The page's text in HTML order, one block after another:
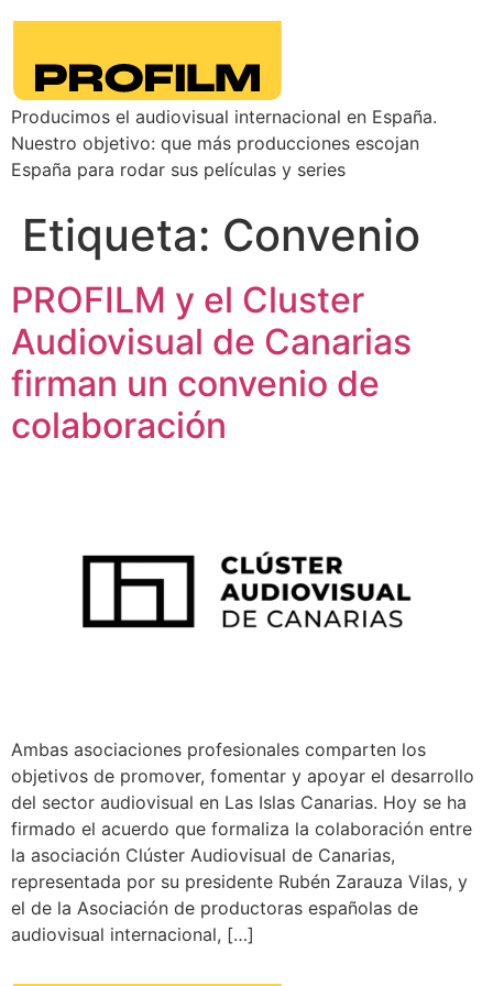
Producimos el audiovisual internacional en España.
Nuestro objetivo: que más producciones escojan
España para rodar sus películas y series
Etiqueta: Convenio
PROFILM y el Cluster
Audiovisual de Canarias
firman un convenio de
colaboración
Ambas asociaciones profesionales comparten los
objetivos de promover, fomentar y apoyar el desarrollo
del sector audiovisual en Las Islas Canarias. Hoy se ha
firmado el acuerdo que formaliza la colaboración entre
la asociación Clúster Audiovisual de Canarias,
representada por su presidente Rubén Zarauza Vilas, y
el de la Asociación de productoras españolas de
audiovisual internacional, […]